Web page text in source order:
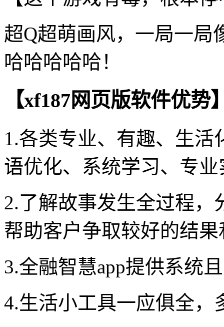
超Q超萌画风，一局一局
哈哈哈哈哈！
【xf187网页版软件优势
1.各类专业、有趣、生
语优化、系统学习、专业
2.了解故事发生全过程
帮助客户争取较好的结
3.全融智慧app提供系统
4.生活小工具一应俱全，